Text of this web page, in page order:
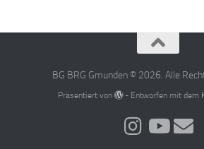
BG BRG Gmunden © 2026. Alle
Präsentiert von - Entworfen mit dem